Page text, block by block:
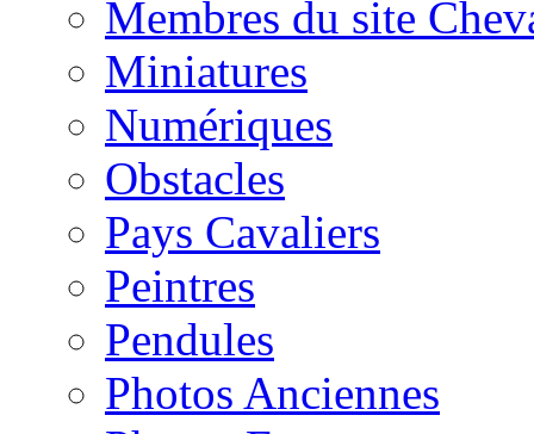
Membres du site
Miniatures
Numériques
Obstacles
Pays Cavaliers
Peintres
Pendules
Photos Anciennes